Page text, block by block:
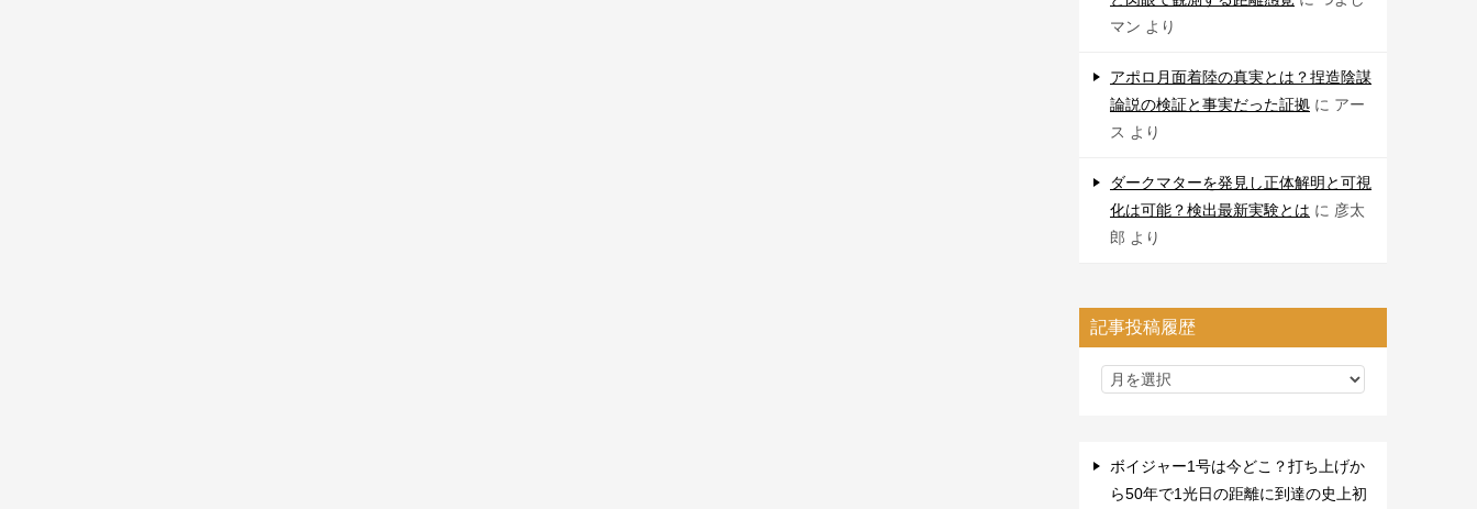
マン より
アポロ月面着陸の真実とは？捏造陰謀
論説の検証と事実だった証拠 に アー
ス より
ダークマターを発見し正体解明と可視
化は可能？検出最新実験とは に 彦太
郎 より
記事投稿履歴
ボイジャー1号は今どこ？打ち上げか
ら50年で1光日の距離に到達の史上初